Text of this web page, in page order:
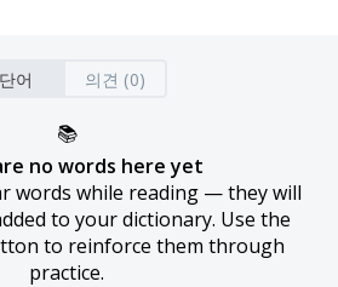
단어 의견 (0)
📚
no words here yet
words while reading — they will
to your dictionary. Use the
to reinforce them through
practice.